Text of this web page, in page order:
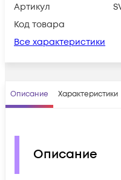
Артикул
Код товара
Все характеристики
Описание Характеристики
Описание